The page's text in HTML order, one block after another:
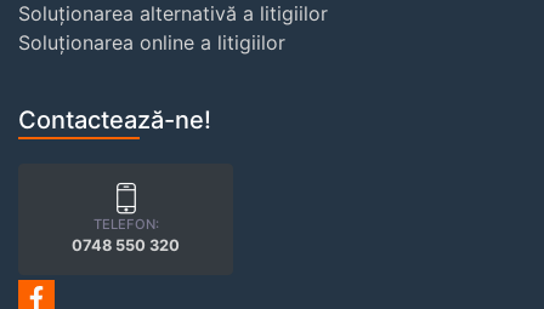
Soluționarea alternativă a litigiilor
Soluționarea online a litigiilor
Contactează-ne!
TELEFON:
0748 550 320